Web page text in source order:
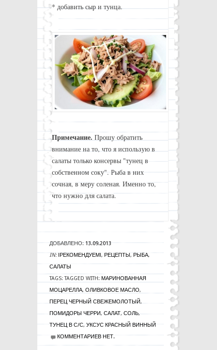
* добавить сыр и тунца.
Примечание. Прошу обратить
внимание на то, что я использую в
салаты только консервы "тунец в
собственном соку". Рыба в них
сочная, в меру соленая. Именно то,
что нужно для салата.
ДОБАВЛЕНО: 13.09.2013
IN: !РЕКОМЕНДУЕМ!, РЕЦЕПТЫ , РЫБА,
САЛАТЫ
TAGS: TAGGED WITH: МАРИНОВАННАЯ
МОЦАРЕЛЛА, ОЛИВКОВОЕ МАСЛО,
ПЕРЕЦ ЧЕРНЫЙ СВЕЖЕМОЛОТЫЙ,
ПОМИДОРЫ ЧЕРРИ, САЛАТ, СОЛЬ,
ТУНЕЦ В С/С, УКСУС КРАСНЫЙ ВИННЫЙ
КОММЕНТАРИЕВ НЕТ.